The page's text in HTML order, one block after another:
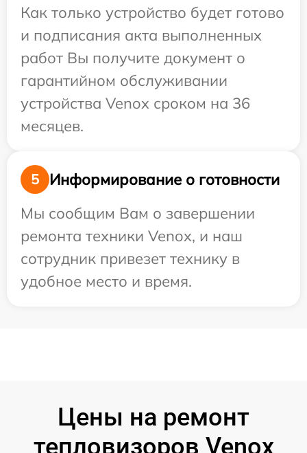
Как только устройство будет готово
и подписания акта выполненных
работ Вы получите документ о
гарантийном обслуживании
устройства Venox сроком на 36
месяцев.
5
Информирование о готовности
Мы сообщим Вам о завершении
ремонта техники Venox, и наш
сотрудник привезет технику в
удобное место и время.
Цены на ремонт
тепловизоров Venox